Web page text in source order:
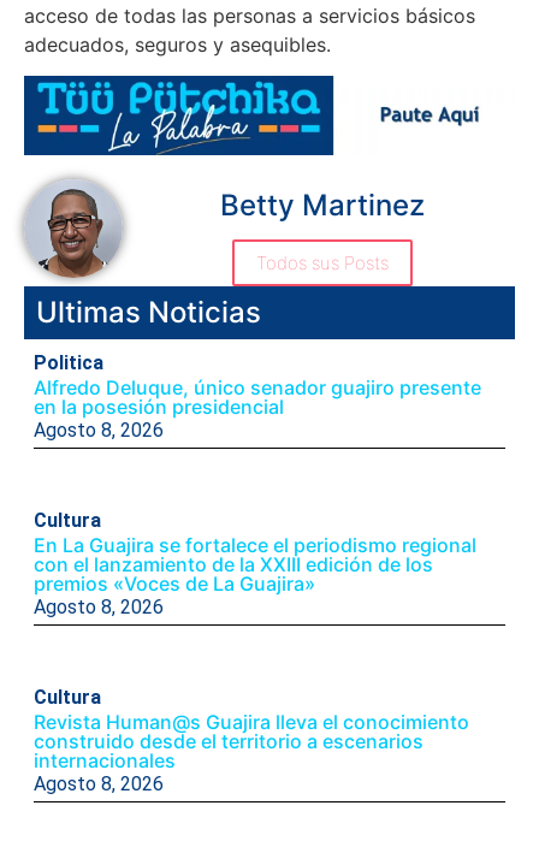
acceso de todas las personas a servicios básicos
adecuados, seguros y asequibles.
Betty Martinez
Todos sus Posts
Ultimas Noticias
Politica
Alfredo Deluque, único senador guajiro presente
en la posesión presidencial
Agosto 8, 2026
Cultura
En La Guajira se fortalece el periodismo regional
con el lanzamiento de la XXIII edición de los
premios «Voces de La Guajira»
Agosto 8, 2026
Cultura
Revista Human@s Guajira lleva el conocimiento
construido desde el territorio a escenarios
internacionales
Agosto 8, 2026